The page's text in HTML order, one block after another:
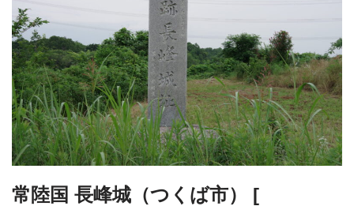
常陸国 長峰城（つくば市） [